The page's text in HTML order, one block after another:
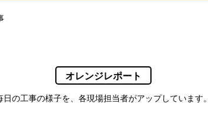
オレンジレポート
日の工事の様子を、各現場担当者がアップしています。